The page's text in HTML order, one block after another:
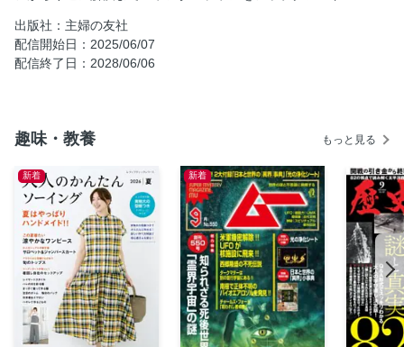
出版社：主婦の友社
配信開始日：2025/06/07
配信終了日：2028/06/06
趣味・教養 もっと見る
新着 新着